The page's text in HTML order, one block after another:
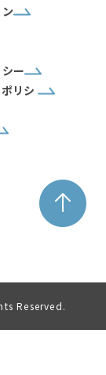
ー
リシ
Reserved.